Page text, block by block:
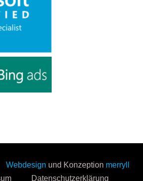
Webdesign und Konzeption merryll
Datenschutzerklärung